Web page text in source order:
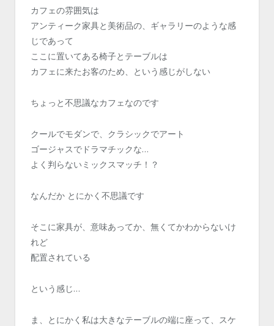
カフェの雰囲気は
アンティーク家具と美術品の、ギャラリーのような感
じであって
ここに置いてある椅子とテーブルは
カフェに来たお客のため、という感じがしない
ちょっと不思議なカフェなのです
クールでモダンで、クラシックでアート
ゴージャスでドラマチックな…
よく判らないミックスマッチ！？
なんだか とにかく不思議です
そこに家具が、意味あってか、無くてかわからないけ
れど
配置されている
という感じ…
ま、とにかく私は大きなテーブルの端に座って、スケ